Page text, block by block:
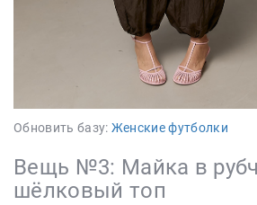
Обновить базу: Женские футболки
Вещь №3: Майка в
шёлковый топ